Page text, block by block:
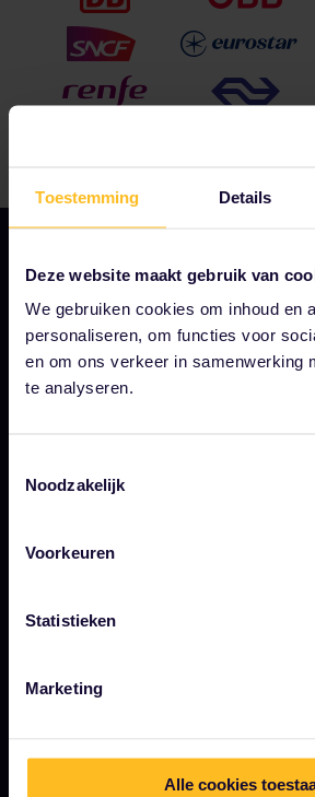
Toestemming Details
Deze website maakt gebruik van
We gebruiken cookies om inhoud en
personaliseren, om functies voor
en om ons verkeer in samenwerking
te analyseren.
Noodzakelijk
Voorkeuren
Statistieken
Marketing
Alle cookies
ONS BEDRIJF
Over ons
Werken bij Eurail
Word onze partner
Interrail impactrapport
Wat is Interrail?